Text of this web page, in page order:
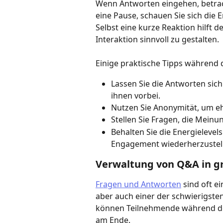
Wenn Antworten eingehen,
eine Pause, schauen Sie sich
Selbst eine kurze Reaktion hilft
Interaktion sinnvoll zu gestalten.
Einige praktische Tipps während
Lassen Sie die Antworten
ihnen vorbei.
Nutzen Sie Anonymität, um
Stellen Sie Fragen, die
Behalten Sie die
Engagement
Verwaltung von Q&A in
Fragen und Antworten sind oft
aber auch einer der
können Teilnehmende während
am Ende.